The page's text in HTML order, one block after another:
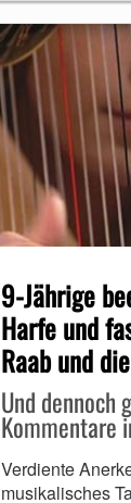
9-Jährige
Harfe und
Raab und
Und dennoch
Kommentare
Verdiente
musikalisches